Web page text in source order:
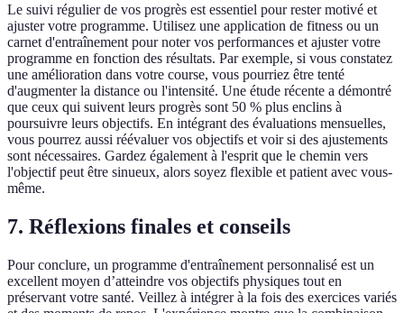
Le suivi régulier de vos progrès est essentiel pour rester motivé et
ajuster votre programme. Utilisez une application de fitness ou un
carnet d'entraînement pour noter vos performances et ajuster votre
programme en fonction des résultats. Par exemple, si vous constatez
une amélioration dans votre course, vous pourriez être tenté
d'augmenter la distance ou l'intensité. Une étude récente a démontré
que ceux qui suivent leurs progrès sont 50 % plus enclins à
poursuivre leurs objectifs. En intégrant des évaluations mensuelles,
vous pourrez aussi réévaluer vos objectifs et voir si des ajustements
sont nécessaires. Gardez également à l'esprit que le chemin vers
l'objectif peut être sinueux, alors soyez flexible et patient avec vous-
même.
7. Réflexions finales et conseils
Pour conclure, un programme d'entraînement personnalisé est un
excellent moyen d’atteindre vos objectifs physiques tout en
préservant votre santé. Veillez à intégrer à la fois des exercices variés